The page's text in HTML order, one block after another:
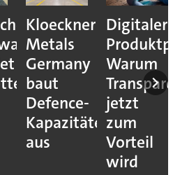
Kloeckner
Metals
Germany
baut
Defence-
Kapazitäten
aus
Digitaler
Warum
jetzt
zum
Vorteil
wird